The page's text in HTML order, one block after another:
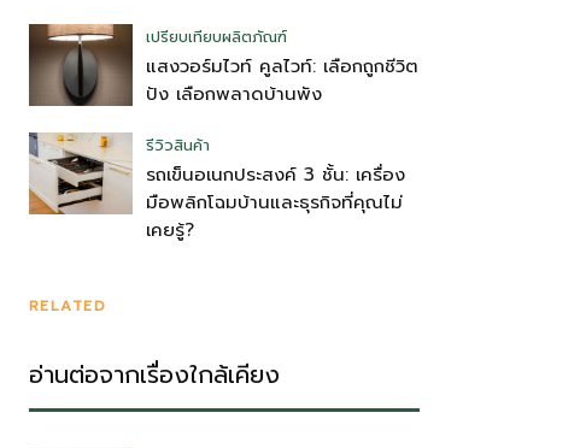
เปรียบเทียบผลิตภัณฑ์
แสงวอร์มไวท์ คูลไวท์: เลือกถูกชีวิต
ปัง เลือกพลาดบ้านพัง
รีวิวสินค้า
รถเข็นอเนกประสงค์ 3 ชั้น: เครื่อง
มือพลิกโฉมบ้านและธุรกิจที่คุณไม่
เคยรู้?
RELATED
อ่านต่อจากเรื่องใกล้เคียง